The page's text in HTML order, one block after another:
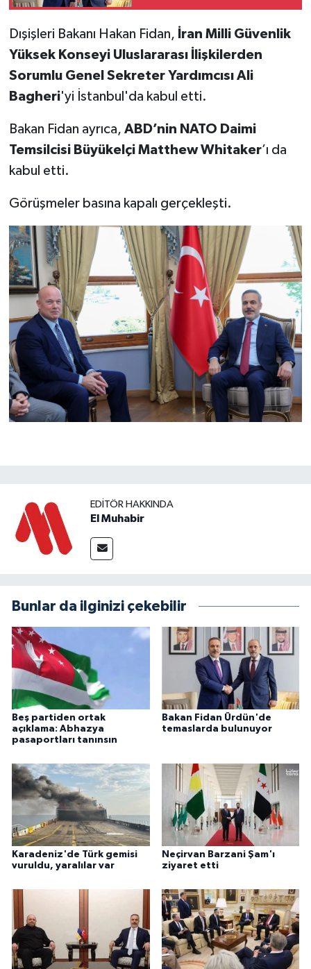
Dışişleri Bakanı Hakan Fidan, İran Milli Güvenlik
Yüksek Konseyi Uluslararası İlişkilerden
Sorumlu Genel Sekreter Yardımcısı Ali
Bagheri'yi İstanbul'da kabul etti.
Bakan Fidan ayrıca, ABD’nin NATO Daimi
Temsilcisi Büyükelçi Matthew Whitaker’ı da
kabul etti.
Görüşmeler basına kapalı gerçekleşti.
EDITÖR HAKKINDA
El Muhabir
Bunlar da ilginizi çekebilir
Beş partiden ortak
açıklama: Abhazya
pasaportları tanınsın
Bakan Fidan Ürdün'de
temaslarda bulunuyor
Karadeniz'de Türk gemisi
vuruldu, yaralılar var
Neçirvan Barzani Şam'ı
ziyaret etti